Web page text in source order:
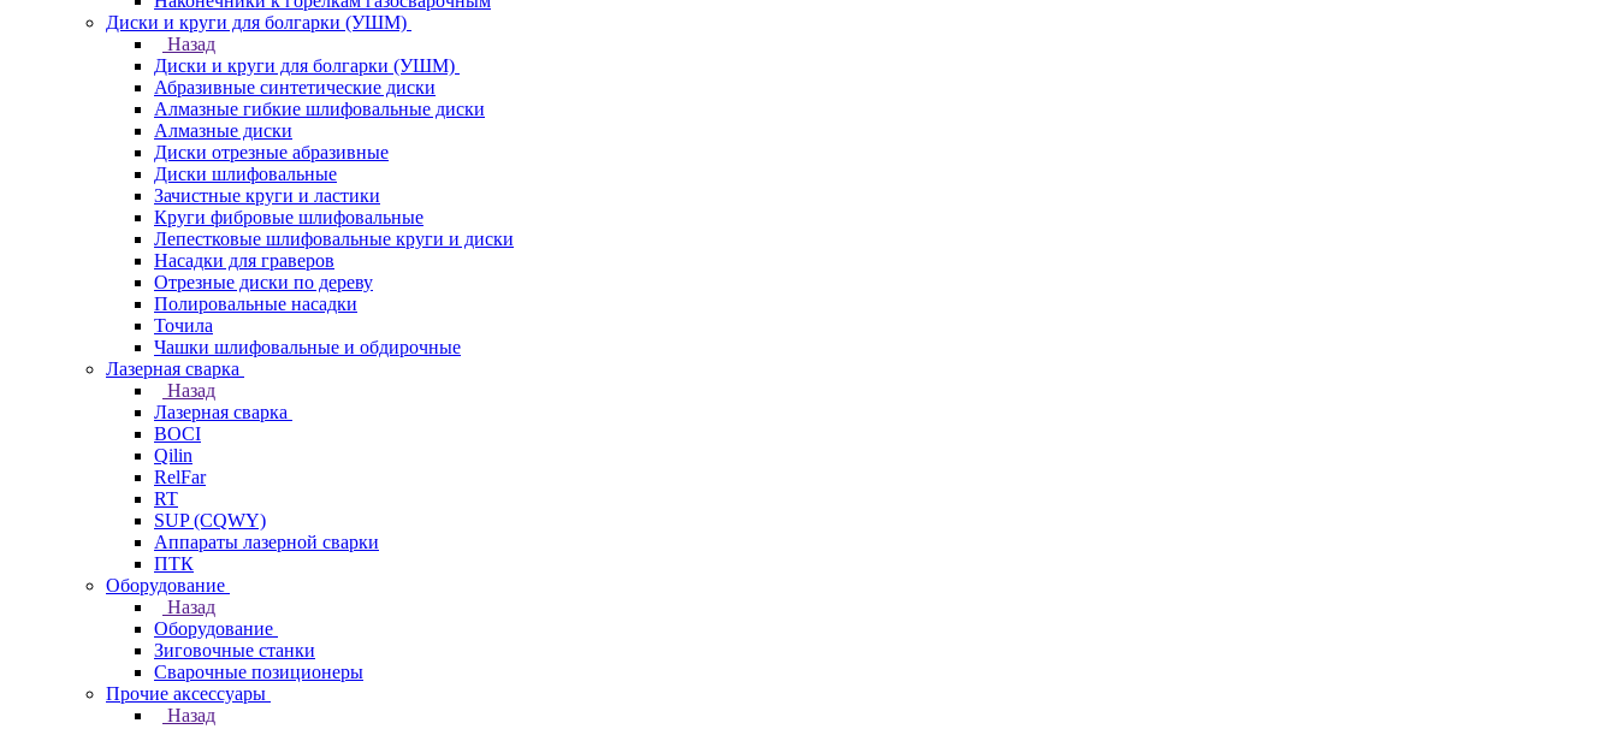
Диски и круги для болгарки (УШМ)
Назад
Диски и круги для болгарки (УШМ)
Абразивные синтетические диски
Алмазные гибкие шлифовальные диски
Алмазные диски
Диски отрезные абразивные
Диски шлифовальные
Зачистные круги и ластики
Круги фибровые шлифовальные
Лепестковые шлифовальные круги и диски
Насадки для граверов
Отрезные диски по дереву
Полировальные насадки
Точила
Чашки шлифовальные и обдирочные
Лазерная сварка
Назад
Лазерная сварка
BOCI
Qilin
RelFar
RT
SUP (CQWY)
Аппараты лазерной сварки
ПТК
Оборудование
Назад
Оборудование
Зиговочные станки
Сварочные позиционеры
Прочие аксессуары
Назад